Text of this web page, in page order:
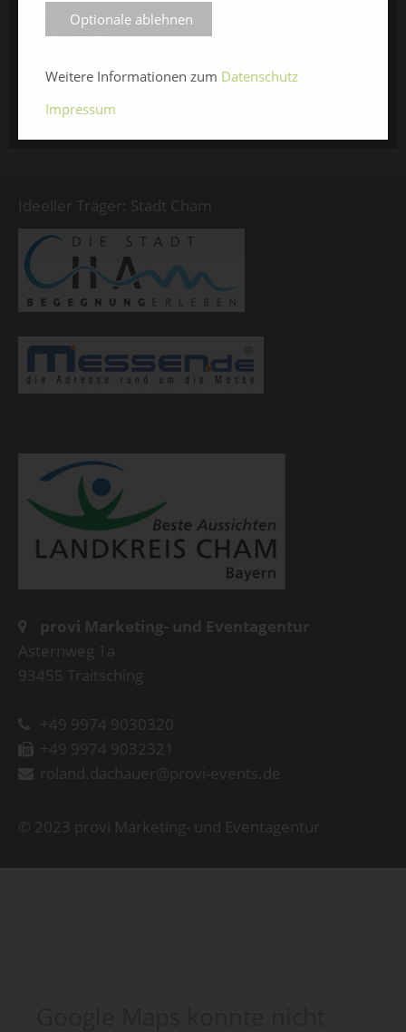
Kontaktformular
Impressum
Foto- und Filmhinweise
Sitemap
Ideeller Träger: Stadt Cham
provi Marketing- und Eventagentur
Asternweg 1a
93455 Traitsching
+49 9974 9030320
+49 9974 9032321
roland.dachauer@provi-events.de
© 2023 provi Marketing- und Eventagentur
Optionale ablehnen
Weitere Informationen zum Datenschutz
Impressum